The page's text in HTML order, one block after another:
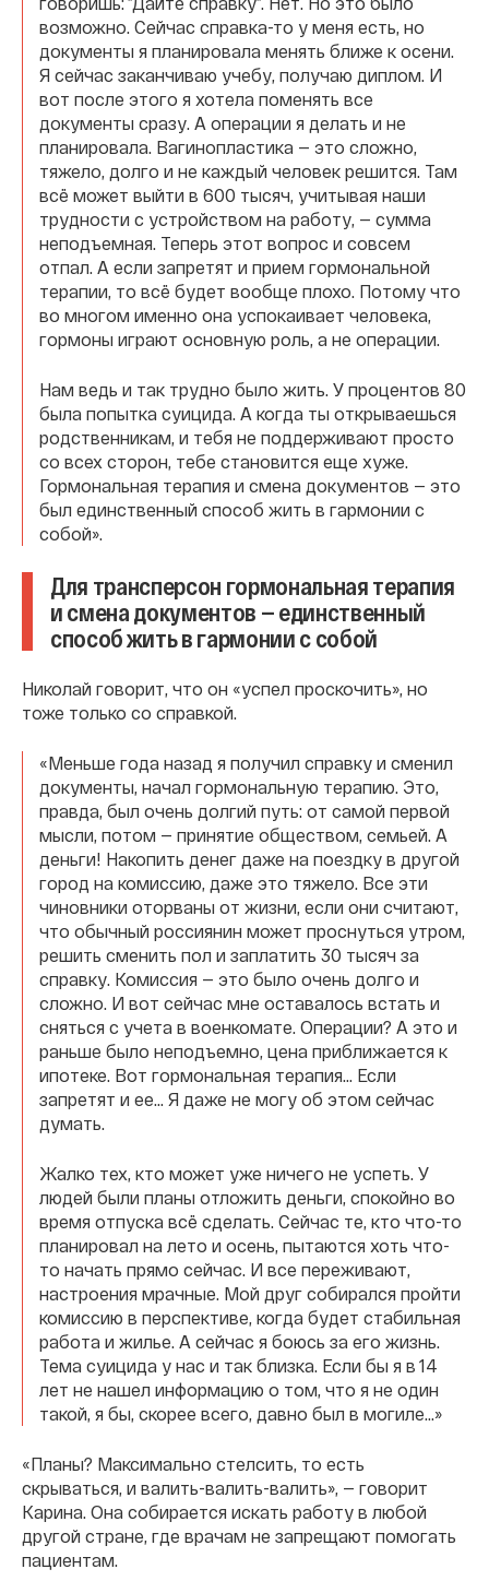
возможно. Сейчас справка-то у меня есть, но
документы я планировала менять ближе к осени.
Я сейчас заканчиваю учебу, получаю диплом. И
вот после этого я хотела поменять все
документы сразу. А операции я делать и не
планировала. Вагинопластика — это сложно,
тяжело, долго и не каждый человек решится. Там
всё может выйти в 600 тысяч, учитывая наши
трудности с устройством на работу, — сумма
неподъемная. Теперь этот вопрос и совсем
отпал. А если запретят и прием гормональной
терапии, то всё будет вообще плохо. Потому что
во многом именно она успокаивает человека,
гормоны играют основную роль, а не операции.
Нам ведь и так трудно было жить. У процентов 80
была попытка суицида. А когда ты открываешься
родственникам, и тебя не поддерживают просто
со всех сторон, тебе становится еще хуже.
Гормональная терапия и смена документов — это
был единственный способ жить в гармонии с
собой».
Для трансперсон гормональная терапия
и смена документов — единственный
способ жить в гармонии с собой
Николай говорит, что он «успел проскочить», но
тоже только со справкой.
«Меньше года назад я получил справку и сменил
документы, начал гормональную терапию. Это,
правда, был очень долгий путь: от самой первой
мысли, потом — принятие обществом, семьей. А
деньги! Накопить денег даже на поездку в другой
город на комиссию, даже это тяжело. Все эти
чиновники оторваны от жизни, если они считают,
что обычный россиянин может проснуться утром,
решить сменить пол и заплатить 30 тысяч за
справку. Комиссия — это было очень долго и
сложно. И вот сейчас мне оставалось встать и
сняться с учета в военкомате. Операции? А это и
раньше было неподъемно, цена приближается к
ипотеке. Вот гормональная терапия… Если
запретят и ее… Я даже не могу об этом сейчас
думать.
Жалко тех, кто может уже ничего не успеть. У
людей были планы отложить деньги, спокойно во
время отпуска всё сделать. Сейчас те, кто что-то
планировал на лето и осень, пытаются хоть что-
то начать прямо сейчас. И все переживают,
настроения мрачные. Мой друг собирался пройти
комиссию в перспективе, когда будет стабильная
работа и жилье. А сейчас я боюсь за его жизнь.
Тема суицида у нас и так близка. Если бы я в 14
лет не нашел информацию о том, что я не один
такой, я бы, скорее всего, давно был в могиле…»
«Планы? Максимально стелсить, то есть
скрываться, и валить-валить-валить», — говорит
Карина. Она собирается искать работу в любой
другой стране, где врачам не запрещают помогать
пациентам.